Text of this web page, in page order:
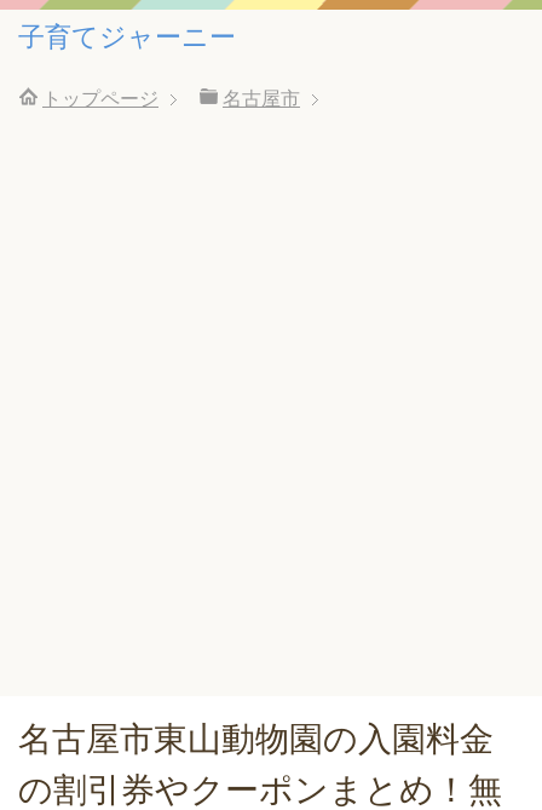
子育てジャーニー
トップページ 名古屋市
名古屋市東山動物園の入園料金
の割引券やクーポンまとめ！無